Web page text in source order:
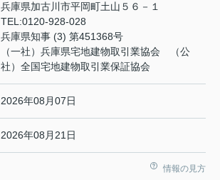
兵庫県加古川市平岡町土山５６－１
TEL:0120-928-028
兵庫県知事 (3) 第451368号
（一社）兵庫県宅地建物取引業協会 （公
社）全国宅地建物取引業保証協会
2026年08月07日
2026年08月21日
情報の見方